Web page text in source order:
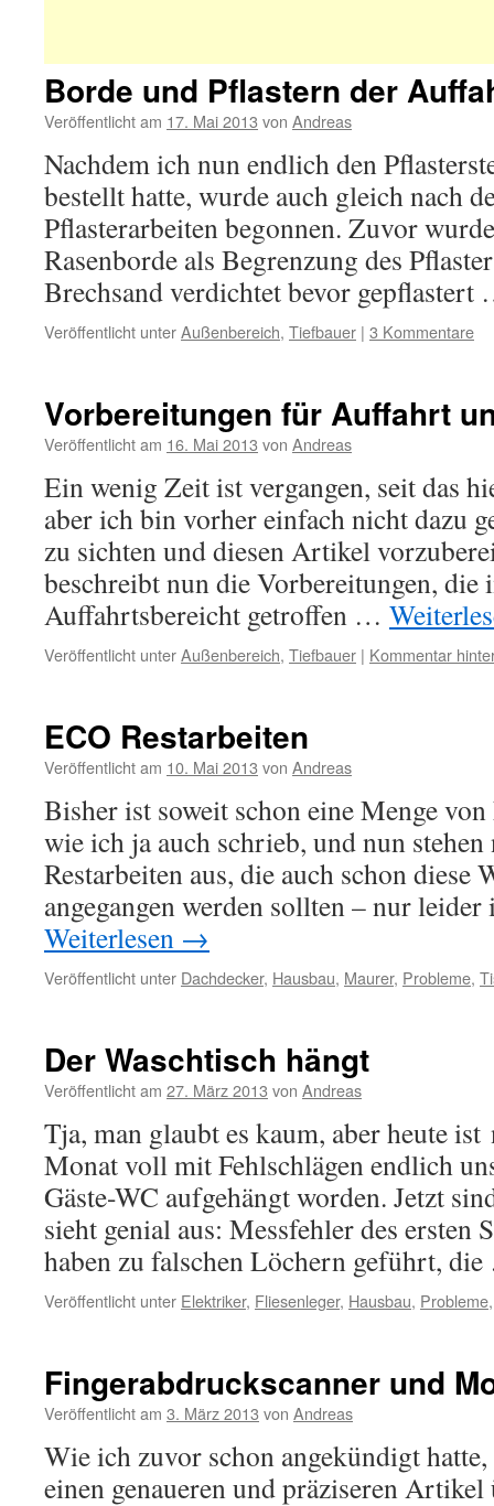
Borde und Pflastern der
Veröffentlicht am 17. Mai 2013 von Andreas
Nachdem ich nun endlich den
bestellt hatte, wurde auch gleich nach
Pflasterarbeiten begonnen. Zuvor
Rasenborde als Begrenzung des
Brechsand verdichtet bevor
Veröffentlicht unterAußenbereich, Tiefbauer | 3 Kommentare
Vorbereitungen für Auffahrt
Veröffentlicht am 16. Mai 2013 von Andreas
Ein wenig Zeit ist vergangen, seit das
aber ich bin vorher einfach nicht dazu
zu sichten und diesen Artikel
beschreibt nun die Vorbereitungen, die
Auffahrtsbereicht getroffen …
Veröffentlicht unterAußenbereich, Tiefbauer | Kommentar
ECO Restarbeiten
Veröffentlicht am 10. Mai 2013 von Andreas
Bisher ist soweit schon eine Menge
wie ich ja auch schrieb, und nun
Restarbeiten aus, die auch schon diese
angegangen werden sollten – nur
Weiterlesen →
Veröffentlicht unter Dachdecker, Hausbau, Maurer, Probleme,
Der Waschtisch hängt
Veröffentlicht am 27. März 2013 von Andreas
Tja, man glaubt es kaum, aber heute
Monat voll mit Fehlschlägen endlich
Gäste-WC aufgehängt worden. Jetzt
sieht genial aus: Messfehler des ersten
haben zu falschen Löchern geführt,
Veröffentlicht unter Elektriker, Fliesenleger, Hausbau, Probleme
Fingerabdruckscanner und
Veröffentlicht am 3. März 2013 von Andreas
Wie ich zuvor schon angekündigt
einen genaueren und präziseren Artikel